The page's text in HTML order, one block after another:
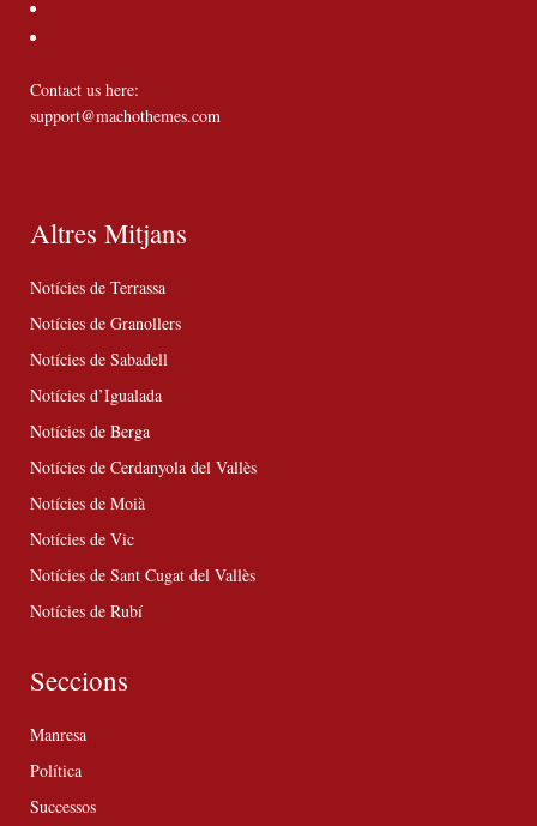
Contact us here:
support@machothemes.com
Altres Mitjans
Notícies de Terrassa
Notícies de Granollers
Notícies de Sabadell
Notícies d’Igualada
Notícies de Berga
Notícies de Cerdanyola del Vallès
Notícies de Moià
Notícies de Vic
Notícies de Sant Cugat del Vallès
Notícies de Rubí
Seccions
Manresa
Política
Successos